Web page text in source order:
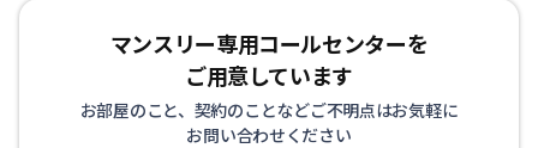
マンスリー専用コールセンターを
ご用意しています
お部屋のこと、契約のことなどご不明点はお気軽に
お問い合わせください